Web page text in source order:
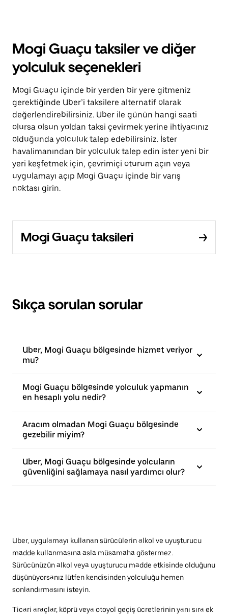
Mogi Guaçu taksiler ve diğer
yolculuk seçenekleri
Mogi Guaçu içinde bir yerden bir yere gitmeniz
gerektiğinde Uber’i taksilere alternatif olarak
değerlendirebilirsiniz. Uber ile günün hangi saati
olursa olsun yoldan taksi çevirmek yerine ihtiyacınız
olduğunda yolculuk talep edebilirsiniz. İster
havalimanından bir yolculuk talep edin ister yeni bir
yeri keşfetmek için, çevrimiçi oturum açın veya
uygulamayı açıp Mogi Guaçu içinde bir varış
noktası girin.
Mogi Guaçu taksileri
Sıkça sorulan sorular
Uber, Mogi Guaçu bölgesinde hizmet veriyor
mu?
Mogi Guaçu bölgesinde yolculuk yapmanın
en hesaplı yolu nedir?
Aracım olmadan Mogi Guaçu bölgesinde
gezebilir miyim?
Uber, Mogi Guaçu bölgesinde yolcuların
güvenliğini sağlamaya nasıl yardımcı olur?
Uber, uygulamayı kullanan sürücülerin alkol ve uyuşturucu
madde kullanmasına asla müsamaha göstermez.
Sürücünüzün alkol veya uyuşturucu madde etkisinde olduğunu
düşünüyorsanız lütfen kendisinden yolculuğu hemen
sonlandırmasını isteyin.
Ticari araçlar, köprü veya otoyol geçiş ücretlerinin yanı sıra ek